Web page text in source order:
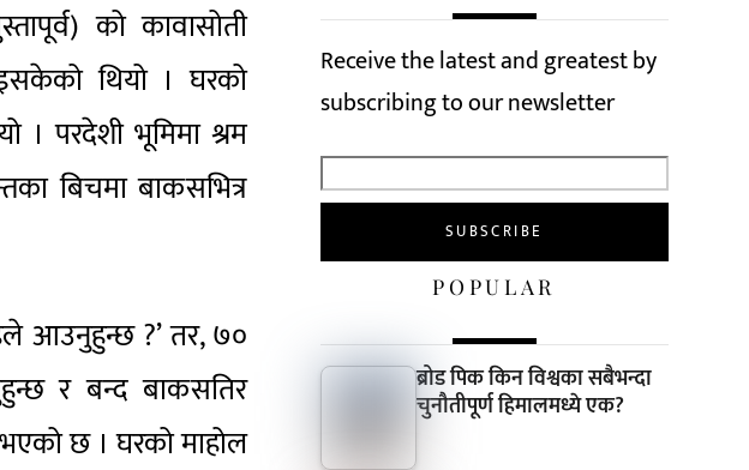
को कावासोती
थियो । घरको
। परदेशी भूमिमा श्रम
बिचमा बाकसभित्र
आउनुहुन्छ ?’ तर, ७०
र बन्द बाकसतिर
भएको छ । घरको माहोल
Receive the latest and greatest by
subscribing to our newsletter
POPULAR
ब्रोड पिक किन विश्वका सबैभन्दा
चुनौतीपूर्ण हिमालमध्ये एक?